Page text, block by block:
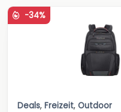
-34%
Deals, Freizeit, Outdoor